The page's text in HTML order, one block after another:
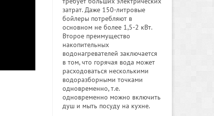
затрат. Даже 150-литровые
бойлеры потребляют в
основном не более 1,5-2 кВт.
Второе преимущество
накопительных
водонагревателей заключается
в том, что горячая вода может
расходоваться несколькими
водоразборными точками
одновременно, т.е.
одновременно можно включить
душ и мыть посуду на кухне.